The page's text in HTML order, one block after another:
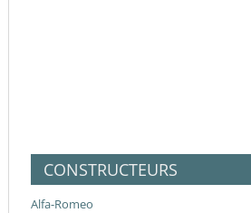
CONSTRUCTEURS
Alfa-Romeo